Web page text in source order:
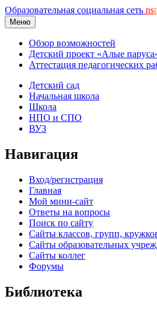
Образовательная социальная сеть ns
Меню
Обзор возможностей
Детский проект «Алые
Аттестация педагогических
Детский сад
Начальная школа
Школа
НПО и СПО
ВУЗ
Навигация
Вход/регистрация
Главная
Мой мини-сайт
Ответы на вопросы
Поиск по сайту
Сайты классов, групп,
Сайты образовательных
Сайты коллег
Форумы
Библиотека